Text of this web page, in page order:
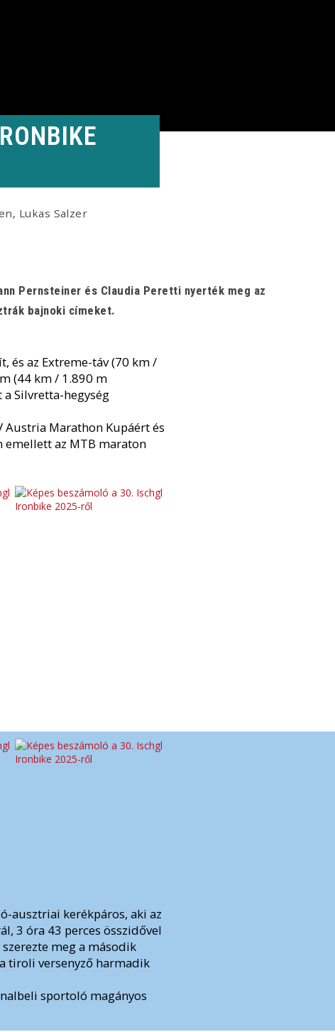
Lukas Salzer
Pernsteiner és Claudia Peretti nyerték meg az
bajnoki címeket.
és az Extreme-táv (70 km /
(44 km / 1.890 m
Silvretta-hegység
Austria Marathon Kupáért és
emellett az MTB maraton
ausztriai kerékpáros, aki az
3 óra 43 perces összidővel
meg a második
tiroli versenyző harmadik
sportoló magányos